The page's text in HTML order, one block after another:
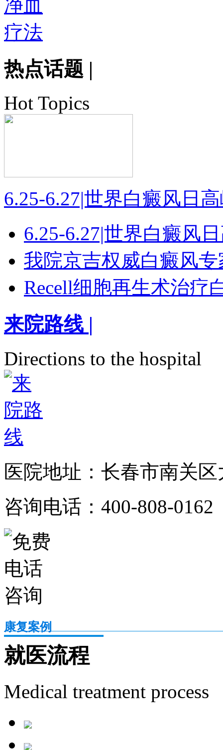
热点话题 |
Hot Topics
6.25-6.27|世界白癜风日
6.25-6.27|世界白癜风
我院京吉权威白癜风
Recell细胞再生术治疗
来院路线 |
Directions to the hospital
医院地址：长春市南关
咨询电话：400-808-0162
康复案例
就医流程
Medical treatment process